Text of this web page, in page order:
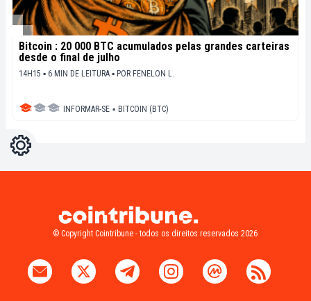
Bitcoin : 20 000 BTC acumulados pelas grandes carteiras
desde o final de julho
14H15 ▪ 6 MIN DE LEITURA ▪ POR FENELON L.
INFORMAR-SE ▪ BITCOIN (BTC)
Configurações
© Copyright Cointribune - todos os direitos reservados 2026